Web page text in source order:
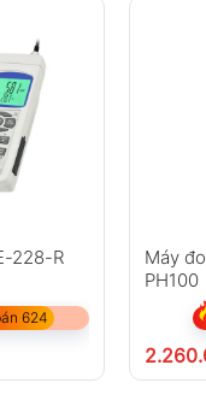
228-R
624
Máy
PH100